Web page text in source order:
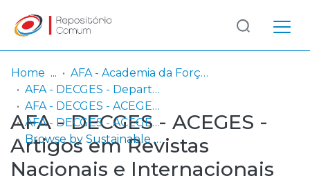
Communities
& Collections
Browse repository
Log
In
(current)
Home
AFA - Academia da Força Aérea
AFA - DECGES - Departamento de Economia e Gestão
AFA - DECGES - ACEGES - Área Científica de Economia e Gestão
AFA - DECGES - ACEGES - Artigos em Revistas Nacionais e Internacionais
Browse by Sustainable Development Goals (SDG)
AFA - DECGES - ACEGES -
Artigos em Revistas
Nacionais e Internacionais